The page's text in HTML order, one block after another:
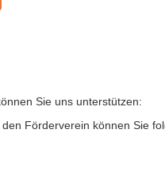
Sie uns unterstützen:
Förderverein können Sie